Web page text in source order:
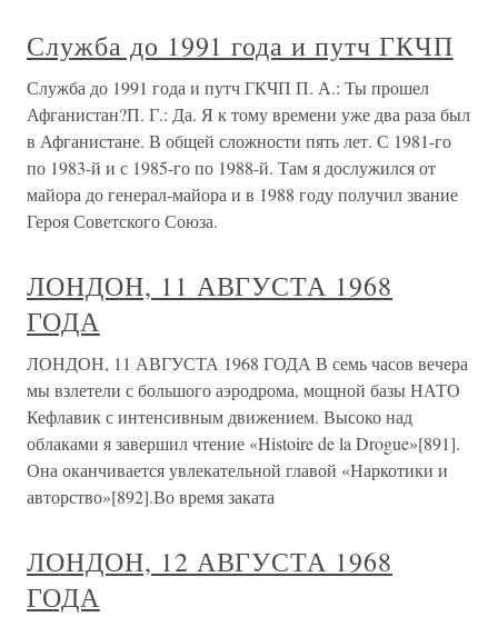
Служба до 1991 года и путч ГКЧП
Служба до 1991 года и путч ГКЧП П. А.: Ты прошел
Афганистан?П. Г.: Да. Я к тому времени уже два раза был
в Афганистане. В общей сложности пять лет. С 1981-го
по 1983-й и с 1985-го по 1988-й. Там я дослужился от
майора до генерал-майора и в 1988 году получил звание
Героя Советского Союза.
ЛОНДОН, 11 АВГУСТА 1968
ГОДА
ЛОНДОН, 11 АВГУСТА 1968 ГОДА В семь часов вечера
мы взлетели с большого аэродрома, мощной базы НАТО
Кефлавик с интенсивным движением. Высоко над
облаками я завершил чтение «Histoire de la Drogue»[891].
Она оканчивается увлекательной главой «Наркотики и
авторство»[892].Во время заката
ЛОНДОН, 12 АВГУСТА 1968
ГОДА